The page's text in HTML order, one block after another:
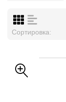
Сортировка: